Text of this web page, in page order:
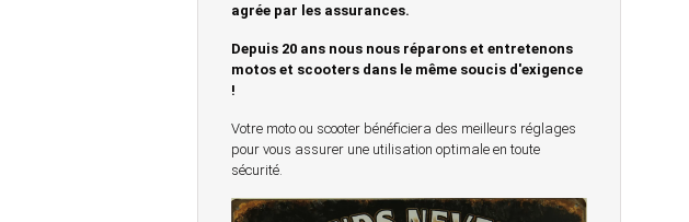
agrée par les assurances.
Depuis 20 ans nous nous réparons et entretenons
motos et scooters dans le même soucis d'exigence
!
Votre moto ou scooter bénéficiera des meilleurs réglages
pour vous assurer une utilisation optimale en toute
sécurité.